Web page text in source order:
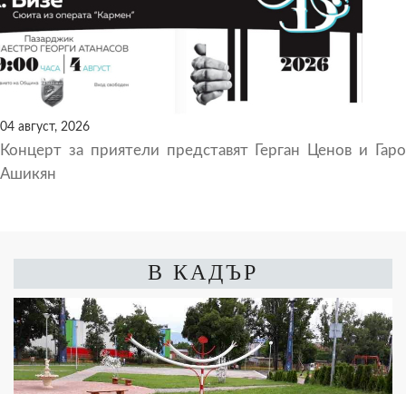
04 август, 2026
Концерт за приятели представят Герган Ценов и Гаро
Ашикян
В КАДЪР